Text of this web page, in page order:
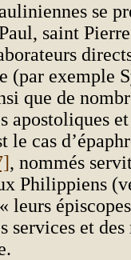
se
saint
(par exemple
que de
apostoliques
le cas
, nommés
Philippiens
leurs
services et